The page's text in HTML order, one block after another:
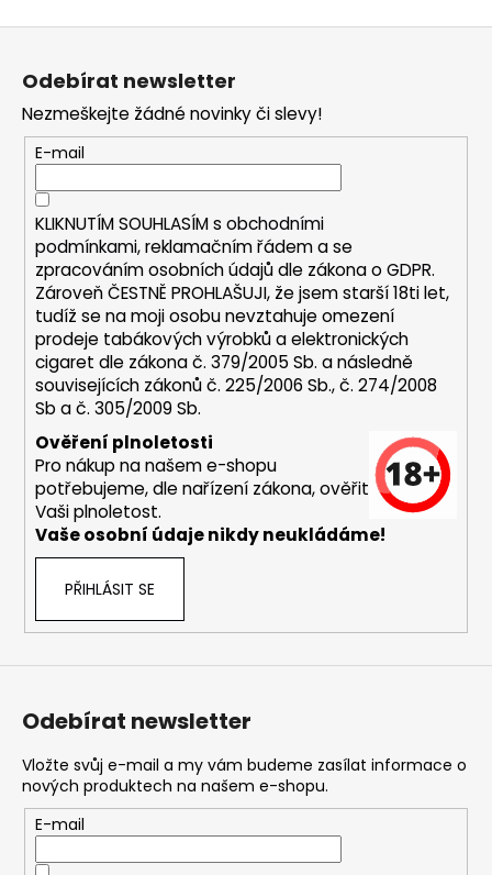
a
í
t
?
HLEDAT
D
o
p
u
MIX
10ML
11MG
169
Kč
Původně:
195
Kč
Odebírat newsletter
Nezmeškejte žádné novinky či slevy!
E-mail
KLIKNUTÍM SOUHLASÍM s obchodními
podmínkami,reklamačním řádem a se
zpracováním osobních údajů dle zákona oGDPR.
Zároveň ČESTNĚ PROHLAŠUJI, že jsem starší 18ti let,
tudíž se na moji osobu nevztahuje omezení
prodeje tabákových výrobků a elektronických
cigaret dle zákona č. 379/2005 Sb. a následně
souvisejících zákonů č. 225/2006 Sb., č. 274/2008
Sb a č. 305/2009 Sb.
Ověření plnoletosti
Pro nákup na našem e-shopu
potřebujeme, dle nařízení zákona, ověřit
Vaši plnoletost.
Vaše osobní údaje nikdy neukládáme!
PŘIHLÁSIT SE
Odebírat newsletter
Vložte svůj e-mail a my vám budeme zasílat informace o
nových produktech na našem e-shopu.
E-mail